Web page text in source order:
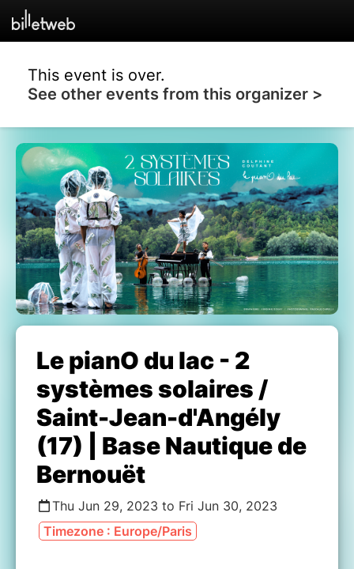
This event is over.
See other events from this organizer >
Le pianO du lac - 2
systèmes solaires /
Saint-Jean-d'Angély
(17) | Base Nautique de
Bernouët
Thu Jun 29, 2023 to Fri Jun 30, 2023
Timezone : Europe/Paris